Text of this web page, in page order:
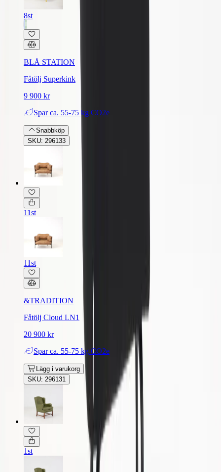
8st
BLÅ STATION
Fåtölj Superkink
9 900 kr
Spar ca. 55-75 kg CO2e
Snabbköp
SKU: 296133
11st
11st
&TRADITION
Fåtölj Cloud LN1
20 900 kr
Spar ca. 55-75 kg CO2e
Lägg i varukorg
SKU: 296131
1st